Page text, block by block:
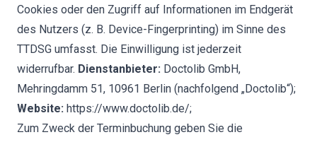
Cookies oder den Zugriff auf Informationen im Endgerät
des Nutzers (z. B. Device-Fingerprinting) im Sinne des
TTDSG umfasst. Die Einwilligung ist jederzeit
widerrufbar. Dienstanbieter: Doctolib GmbH,
Mehringdamm 51, 10961 Berlin (nachfolgend „Doctolib“);
Website: https://www.doctolib.de/;
Zum Zweck der Terminbuchung geben Sie die